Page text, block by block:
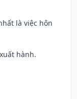
là việc hôn
hành.